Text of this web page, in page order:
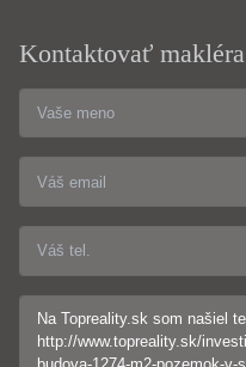
Kontaktovať makléra